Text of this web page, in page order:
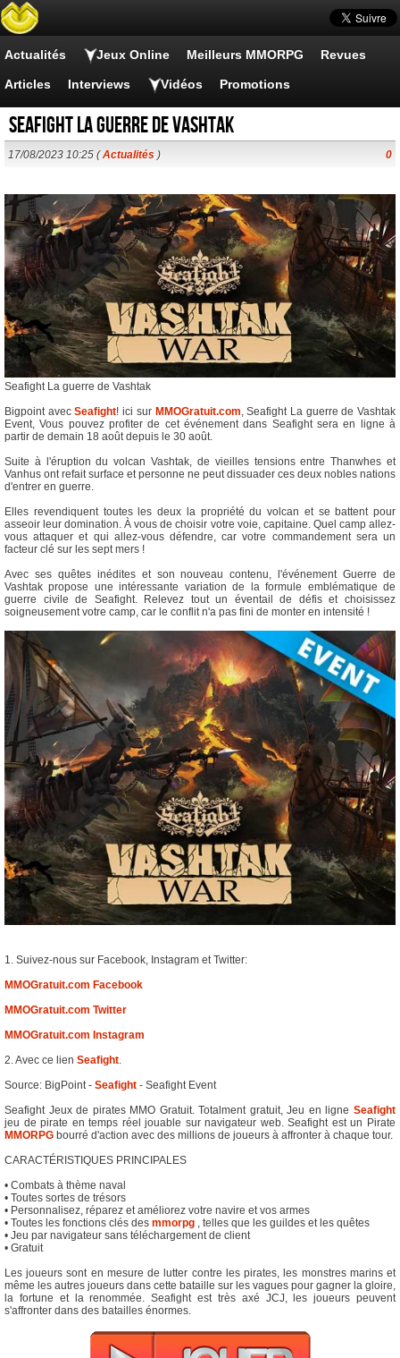
Actualités Jeux Online Meilleurs MMORPG Revues
Articles Interviews Vidéos Promotions
Seafight La guerre de Vashtak
17/08/2023 10:25 (Actualités ) 0
Seafight La guerre de Vashtak
Bigpoint avecSeafight! ici sur MMOGratuit.com, Seafight La guerre de Vashtak
Event, Vous pouvez profiter de cet événement dans Seafight sera en ligne à
partir de demain 18 août depuis le 30 août.
Suite à l'éruption du volcan Vashtak, de vieilles tensions entre Thanwhes et
Vanhus ont refait surface et personne ne peut dissuader ces deux nobles nations
d'entrer en guerre.
Elles revendiquent toutes les deux la propriété du volcan et se battent pour
asseoir leur domination. À vous de choisir votre voie, capitaine. Quel camp allez-
vous attaquer et qui allez-vous défendre, car votre commandement sera un
facteur clé sur les sept mers !
Avec ses quêtes inédites et son nouveau contenu, l'événement Guerre de
Vashtak propose une intéressante variation de la formule emblématique de
guerre civile de Seafight. Relevez tout un éventail de défis et choisissez
soigneusement votre camp, car le conflit n'a pas fini de monter en intensité !
1. Suivez-nous sur Facebook, Instagram et Twitter:
MMOGratuit.com Facebook
MMOGratuit.com Twitter
MMOGratuit.com Instagram
2. Avec ce lien Seafight.
Source: BigPoint - Seafight - Seafight Event
Seafight Jeux de pirates MMO Gratuit. Totalment gratuit, Jeu en ligne Seafight
jeu de pirate en temps réel jouable sur navigateur web. Seafight est un Pirate
MMORPG bourré d'action avec des millions de joueurs à affronter à chaque tour.
CARACTÉRISTIQUES PRINCIPALES
• Combats à thème naval
• Toutes sortes de trésors
• Personnalisez, réparez et améliorez votre navire et vos armes
• Toutes les fonctions clés des mmorpg , telles que les guildes et les quêtes
• Jeu par navigateur sans téléchargement de client
• Gratuit
Les joueurs sont en mesure de lutter contre les pirates, les monstres marins et
même les autres joueurs dans cette bataille sur les vagues pour gagner la gloire,
la fortune et la renommée. Seafight est très axé JCJ, les joueurs peuvent
s'affronter dans des batailles énormes.